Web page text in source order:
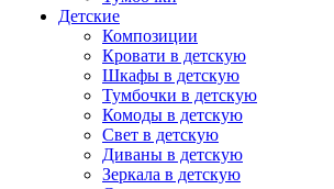
Детские
Композиции
Кровати в детскую
Шкафы в детскую
Тумбочки в детскую
Комоды в детскую
Свет в детскую
Диваны в детскую
Зеркала в детскую